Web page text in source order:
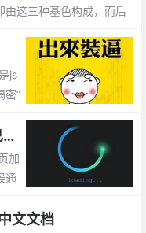
由这三种基色构成，而后
js
密”
通过原生js判断网页图片是否已加载成功的方法总汇
加
通
文文档